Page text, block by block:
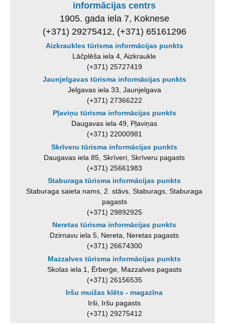
informācijas centrs
1905. gada iela 7, Koknese
(+371) 29275412, (+371) 65161296
Aizkraukles tūrisma informācijas punkts
Lāčplēša iela 4, Aizkraukle
(+371) 25727419
Jaunjelgavas tūrisma informācijas punkts
Jelgavas iela 33, Jaunjelgava
(+371) 27366222
Pļaviņu tūrisma informācijas punkts
Daugavas iela 49, Pļaviņas
(+371) 22000981
Skrīveru tūrisma informācijas punkts
Daugavas iela 85, Skrīveri, Skrīveru pagasts
(+371) 25661983
Staburaga tūrisma informācijas punkts
Staburaga saieta nams, 2. stāvs, Staburags, Staburaga
pagasts
(+371) 29892925
Neretas tūrisma informācijas punkts
Dzirnavu iela 5, Nereta, Neretas pagasts
(+371) 26674300
Mazzalves tūrisma informācijas punkts
Skolas iela 1, Ērberģe, Mazzalves pagasts
(+371) 26156535
Iršu muižas klēts - magazīna
Irši, Iršu pagasts
(+371) 29275412